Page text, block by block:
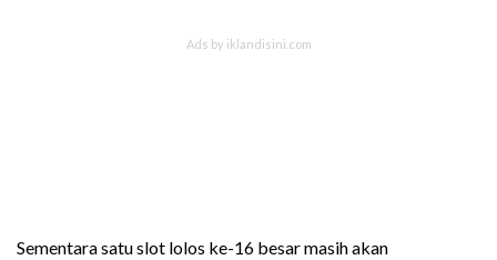
Sementara satu slot lolos ke-16 besar masih akan